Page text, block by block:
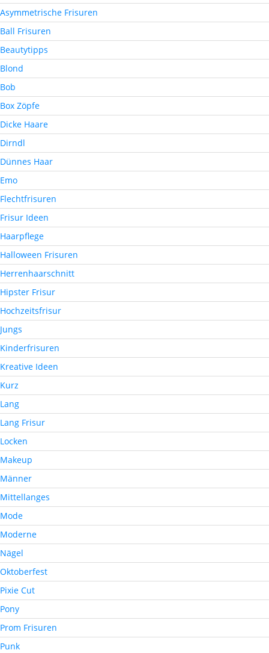
Asymmetrische Frisuren
Ball Frisuren
Beautytipps
Blond
Bob
Box Zöpfe
Dicke Haare
Dirndl
Dünnes Haar
Emo
Flechtfrisuren
Frisur Ideen
Haarpflege
Halloween Frisuren
Herrenhaarschnitt
Hipster Frisur
Hochzeitsfrisur
Jungs
Kinderfrisuren
Kreative Ideen
Kurz
Lang
Lang Frisur
Locken
Makeup
Männer
Mittellanges
Mode
Moderne
Nägel
Oktoberfest
Pixie Cut
Pony
Prom Frisuren
Punk